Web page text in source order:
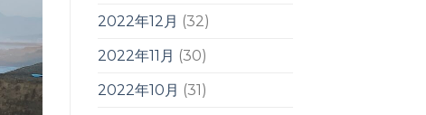
2022年12月 (32)
2022年11月 (30)
2022年10月 (31)